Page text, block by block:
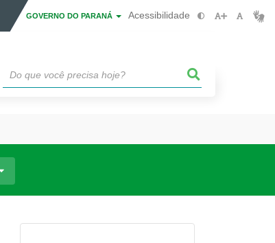
GOVERNO DO PARANÁ Acessibilidade